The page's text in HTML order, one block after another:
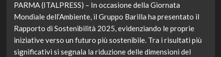
PARMA (ITALPRESS) – In occasione della Giornata
Mondiale dell’Ambiente, il Gruppo Barilla ha presentato il
Rapporto di Sostenibilità 2025, evidenziando le proprie
iniziative verso un futuro più sostenibile. Tra i risultati più
significativi si segnala la riduzione delle dimensioni del